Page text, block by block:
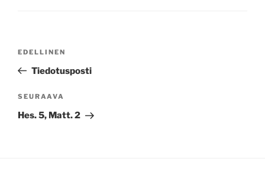
Edellinen
artikkeli
EDELLINEN
Tiedotusposti
Seuraava
artikkeli
SEURAAVA
Hes. 5, Matt. 2